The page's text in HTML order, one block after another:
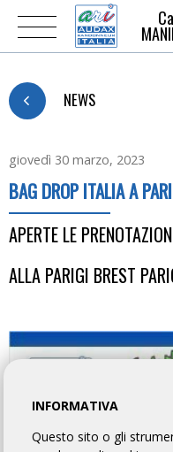
NEWS
giovedì 30 marzo, 2023
BAG DROP ITALIA A
APERTE LE
ALLA PARIGI BREST
INFORMATIVA
Questo sito o gli